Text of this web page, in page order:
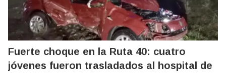
Fuerte choque en la Ruta 40: cuatro
jóvenes fueron trasladados al hospital de